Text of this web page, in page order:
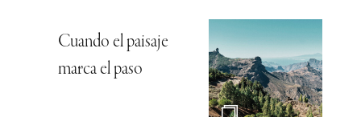
Cuando el paisaje
marca el paso